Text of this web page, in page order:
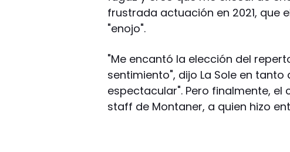
frustrada actuación en 2021, que
"enojo".
"Me encantó la elección del
sentimiento", dijo La Sole en tanto
espectacular". Pero finalmente,
staff de Montaner, a quien hizo